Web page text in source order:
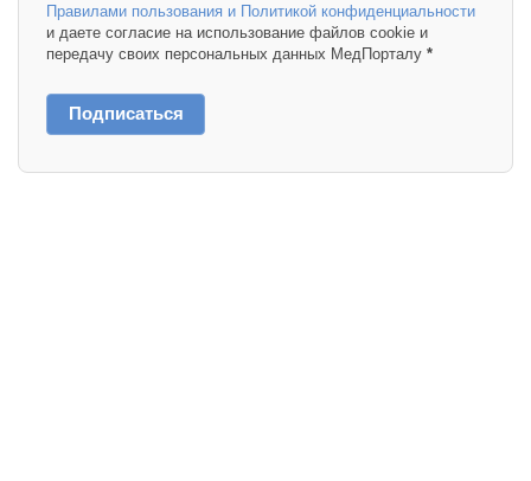
Правилами пользования и Политикой конфиденциальности
и даете согласие на использование файлов cookie и
передачу своих персональных данных МедПорталу *
Подписаться